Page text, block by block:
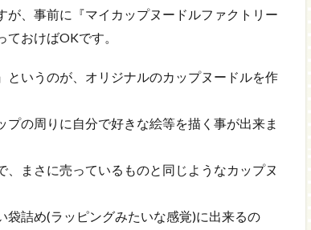
、事前に『マイカップヌードルファクトリー
おけばOKです。
いうのが、オリジナルのカップヌードルを作
の周りに自分で好きな絵等を描く事が出来ま
まさに売っているものと同じようなカップヌ
詰め(ラッピングみたいな感覚)に出来るの